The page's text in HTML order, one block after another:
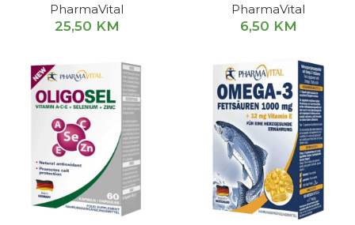
PharmaVital
25,50 KM
PharmaVital
6,50 KM